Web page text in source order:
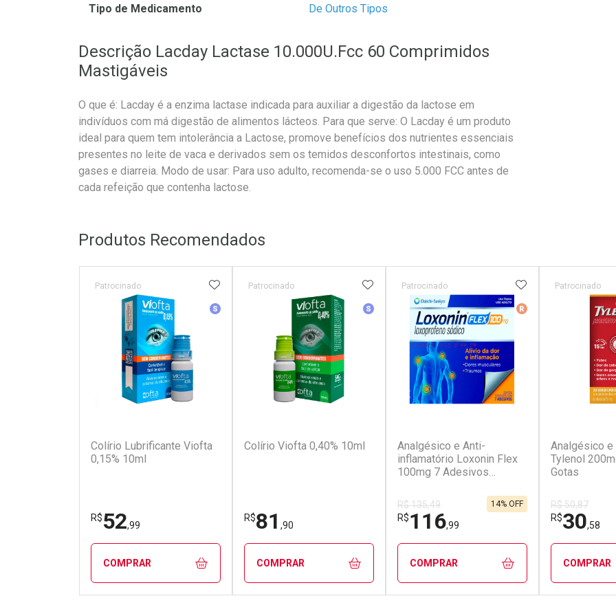
Tipo de Medicamento De Outros Tipos
Descrição Lacday Lactase 10.000U.Fcc 60 Comprimidos
Mastigáveis
O que é: Lacday é a enzima lactase indicada para auxiliar a digestão da lactose em
indivíduos com má digestão de alimentos lácteos. Para que serve: O Lacday é um produto
ideal para quem tem intolerância a Lactose, promove benefícios dos nutrientes essenciais
presentes no leite de vaca e derivados sem os temidos desconfortos intestinais, como
gases e diarreia. Modo de usar: Para uso adulto, recomenda-se o uso 5.000 FCC antes de
cada refeição que contenha lactose.
Produtos Recomendados
Colírio Lubrificante Viofta
0,15% 10ml
Medicamento Similar
Patrocinado
R$52,99
ADICIONAR AOS FAVORITOS
COMPRAR
Colírio Viofta 0,40% 10ml
Medicamento Similar
Patrocinado
R$81 ,90
ADICIONAR AOS FAVORITOS
COMPRAR
Analgésico e Anti-
inflamatório Loxonin Flex
100mg 7 Adesivos
Medicamento De
Patrocinado
R$ 135,49
R$116,99
14% OFF
ADICIONAR AOS
COMPRAR
Analgésico
Tylenol
Gotas
Patrocinado
R$ 50,87
R$30,58
COMPRAR